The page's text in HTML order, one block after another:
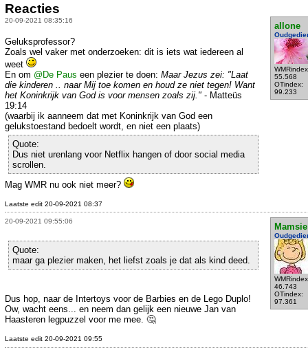
Reacties
20-09-2021 08:35:16
allone
55.568
OTindex:
99.233
Geluksprofessor?
Zoals wel vaker met onderzoeken: dit is iets wat iedereen al
weet
En om @De Paus een plezier te doen: Maar Jezus zei: "Laat
die kinderen .. naar Mij toe komen en houd ze niet tegen! Want
het Koninkrijk van God is voor mensen zoals zij." - Matteüs
19:14
(waarbij ik aanneem dat met Koninkrijk van God een
gelukstoestand bedoelt wordt, en niet een plaats)
Quote:
Dus niet urenlang voor Netflix hangen of door social media
scrollen.
Mag WMR nu ook niet meer?
Laatste edit 20-09-2021 08:37
20-09-2021 09:55:06
Mamsie
46.743
OTindex:
97.361
Quote:
maar ga plezier maken, het liefst zoals je dat als kind deed.
Dus hop, naar de Intertoys voor de Barbies en de Lego Duplo!
Ow, wacht eens... en neem dan gelijk een nieuwe Jan van
Haasteren legpuzzel voor me mee. 🤔
Laatste edit 20-09-2021 09:55